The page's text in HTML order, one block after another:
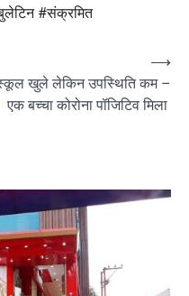
#संक्रमित
खुले लेकिन उपस्थिति कम –
एक बच्चा कोरोना पॉजिटिव मिला
⟶